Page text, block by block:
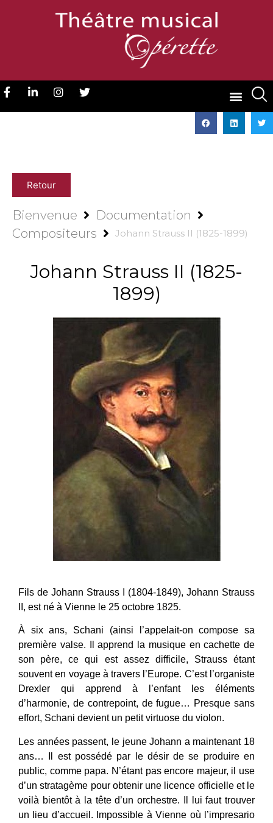
Retour
Bienvenue
Documentation
Compositeurs
Johann Strauss II (1825-1899)
Johann Strauss II (1825-
1899)
Fils de Johann Strauss I (1804-1849), Johann Strauss
II, est né à Vienne le 25 octobre 1825.
À six ans, Schani (ainsi l’appelait-on compose sa
première valse. Il apprend la musique en cachette de
son père, ce qui est assez difficile, Strauss étant
souvent en voyage à travers l’Europe. C’est l’organiste
Drexler qui apprend à l’enfant les éléments
d’harmonie, de contrepoint, de fugue… Presque sans
effort, Schani devient un petit virtuose du violon.
Les années passent, le jeune Johann a maintenant 18
ans… Il est possédé par le désir de se produire en
public, comme papa. N’étant pas encore majeur, il use
d’un stratagème pour obtenir une licence officielle et le
voilà bientôt à la tête d’un orchestre. Il lui faut trouver
un lieu d’accueil. Impossible à Vienne où l’impresario